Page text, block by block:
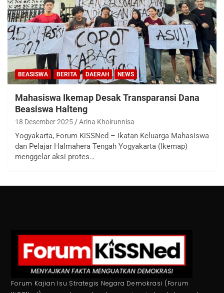
BEASISWA BERITA DAERAH NEWS
Mahasiswa Ikemap Desak Transparansi Dana
Beasiswa Halteng
18 Desember 2025 Arina Khoirunnisa
Yogyakarta, Forum KiSSNed – Ikatan Keluarga Mahasiswa
dan Pelajar Halmahera Tengah Yogyakarta (Ikemap)
menggelar aksi protes…
Forum Kajian Isu Strategis Negara Demokrasi (Forum